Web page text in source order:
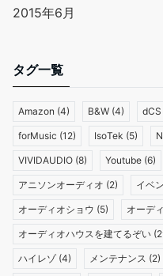
2015年6月
タグ一覧
Amazon (4) B&W (4) dCS
forMusic (12) IsoTek (5)
VIVIDAUDIO (8) Youtube (6)
アニソンオーディオ (2) イベ
オーディオショウ (5) オーデ
オーディオハウスを建てるぞい
ハイレゾ (4) メンテナンス (2)